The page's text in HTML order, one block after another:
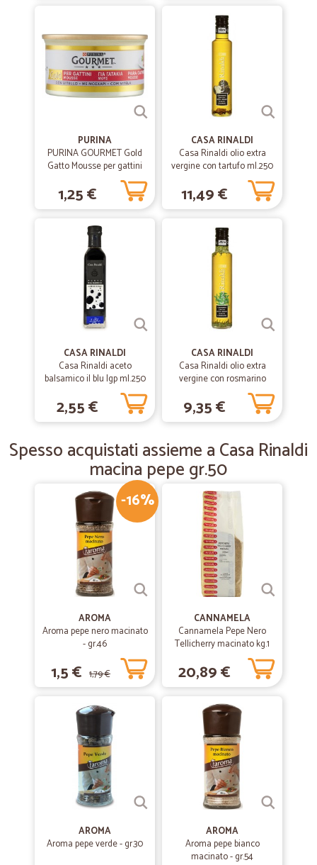
giovedì. Puoi ricevere , il venerdì o forse il sabato , in modalità
assolutamente occasionali. UN VERO DISSERVIZIO !!!
—Marcella C.
Puntuali e precisi.
17/10/2020
—Salvatore C.
Puntualità per la consegna del prodotto
Puntualità per la consegna del prodotto
—
Ottimo sevizio
Ottimo sevizio, prezzi un pochino alti.
Una garanzia
È stato facilissimo ordinare e acquistare prodotti che non riuscivo a
trovare nel luogo di mare dove sto villeggiando. La consegna ha
rispettato i brevi tempi previsti. Sono molto soddisfatta.
11/04/2019
—Garau M.
Sono molto soddisfatta dei prodotti e…
Sono molto soddisfatta dei prodotti e anche per la rapidità della
merce Bravissimi
PURINA
PURINA GOURMET Gold
Gatto Mousse per gattini
con Vitello lattina 85 gr.
1,25 €
CASA RINALDI
Casa Rinaldi olio extra
vergine con tartufo ml.250
11,49 €
CASA RINALDI
Casa Rinaldi aceto
balsamico il blu Igp ml.250
2,55 €
CASA RINALDI
Casa Rinaldi olio extra
vergine con rosmarino
9,35 €
Spesso acquistati assieme a Casa Rinaldi
macina pepe gr.50
-16%
AROMA
Aroma pepe nero macinato
- gr.46
1,5 € 1,79 €
CANNAMELA
Cannamela Pepe Nero
Tellicherry macinato kg.1
20,89 €
AROMA
Aroma pepe verde - gr.30
AROMA
Aroma pepe bianco
macinato - gr.54